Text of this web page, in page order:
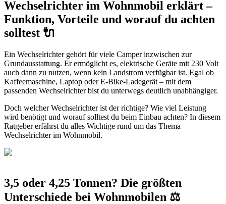
Wechselrichter im Wohnmobil erklärt –
Funktion, Vorteile und worauf du achten
solltest 🔌
Ein Wechselrichter gehört für viele Camper inzwischen zur
Grundausstattung. Er ermöglicht es, elektrische Geräte mit 230 Volt
auch dann zu nutzen, wenn kein Landstrom verfügbar ist. Egal ob
Kaffeemaschine, Laptop oder E-Bike-Ladegerät – mit dem
passenden Wechselrichter bist du unterwegs deutlich unabhängiger.
Doch welcher Wechselrichter ist der richtige? Wie viel Leistung
wird benötigt und worauf solltest du beim Einbau achten? In diesem
Ratgeber erfährst du alles Wichtige rund um das Thema
Wechselrichter im Wohnmobil.
3,5 oder 4,25 Tonnen? Die größten
Unterschiede bei Wohnmobilen ⚖️